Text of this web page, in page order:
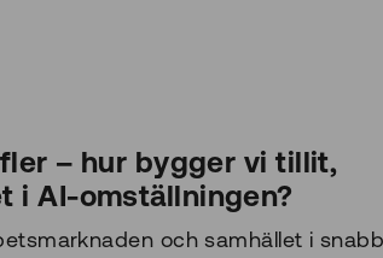
– hur bygger vi tillit,
i AI-omställningen?
och samhället i